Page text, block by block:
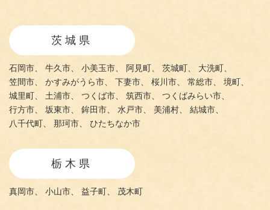
茨城県
石岡市、 牛久市、 小美玉市、 阿見町、 茨城町、
大洗町、
笠間市、
かすみがうら市、 下妻市、 桜川市、 常総市、
境町、
城里町、
土浦市、 つくば市、 筑西市、
つくばみらい市、
行方市、
坂東市、 鉾田市、 水戸市、 美浦村、
結城市、
八千代町、
那珂市、 ひたちなか市
栃木県
真岡市、 小山市、 益子町、 茂木町